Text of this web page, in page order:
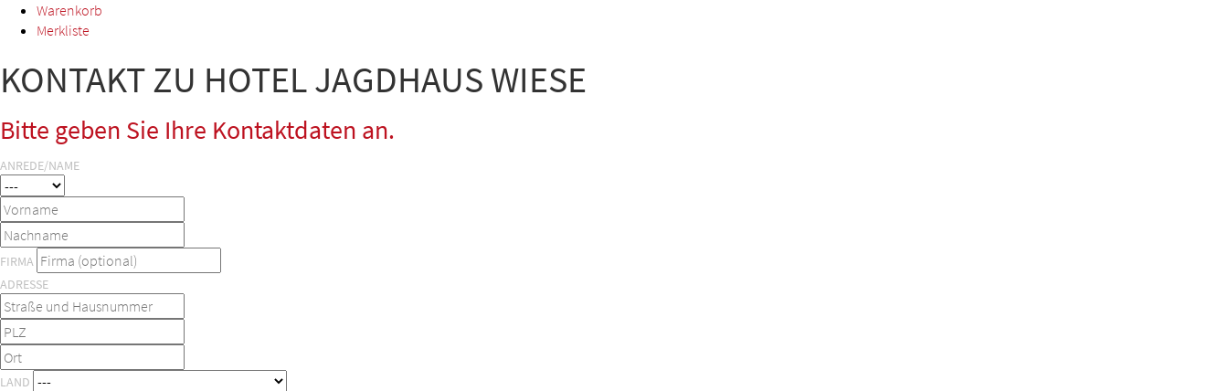
Warenkorb
Merkliste
KONTAKT ZU HOTEL JAGDHAUS WIESE
Bitte geben Sie Ihre Kontaktdaten an.
ANREDE/NAME
FIRMA
ADRESSE
LAND